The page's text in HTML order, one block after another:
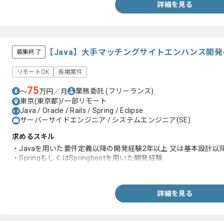
詳細を見る
募集終了 【Java】大手マッチングサイトエンハンス開
リモートOK 長期案件
〜75万円／月 業務委託(フリーランス)
東京(東京都)/一部リモート
Java / Oracle / Rails / Spring / Eclipse
サーバーサイドエンジニア / システムエンジニア(SE)
求めるスキル
・Javaを用いた要件定義以降の開発経験2年以上 又は基本設計以
・SpringもしくはSpringbootを用いた開発経験
詳細を見る